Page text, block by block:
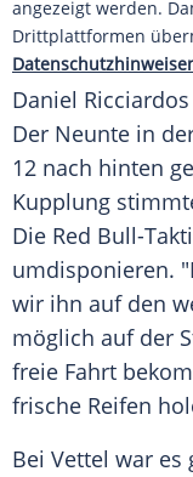
angezeigt werden.
Drittplattformen
Daniel Ricciardos
Der Neunte in
12 nach hinten
Kupplung
Die Red Bull-
umdisponieren.
wir ihn auf den
möglich auf der
freie Fahrt
frische Reifen
Bei Vettel war es